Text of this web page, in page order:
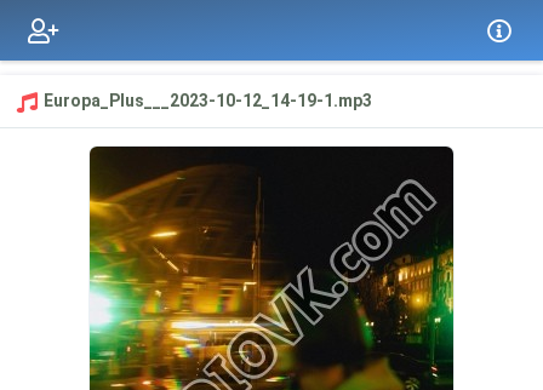
Europa_Plus___2023-10-12_14-19-1.mp3